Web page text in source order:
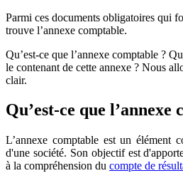
Parmi ces documents obligatoires qui
trouve l’annexe comptable.
Qu’est-ce que l’annexe comptable ?
le contenant de cette annexe ? Nous
clair.
Qu’est-ce que l’annexe
L’annexe comptable est un élément
d'une société. Son objectif est
à la compréhension du compte de